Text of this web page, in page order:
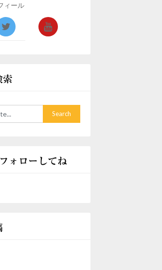
ィール
索
ォローしてね